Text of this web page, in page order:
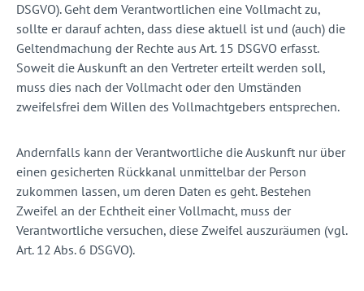
DSGVO). Geht dem Verantwortlichen eine Vollmacht zu,
sollte er darauf achten, dass diese aktuell ist und (auch) die
Geltendmachung der Rechte aus Art. 15 DSGVO erfasst.
Soweit die Auskunft an den Vertreter erteilt werden soll,
muss dies nach der Vollmacht oder den Umständen
zweifelsfrei dem Willen des Vollmachtgebers entsprechen.
Andernfalls kann der Verantwortliche die Auskunft nur über
einen gesicherten Rückkanal unmittelbar der Person
zukommen lassen, um deren Daten es geht. Bestehen
Zweifel an der Echtheit einer Vollmacht, muss der
Verantwortliche versuchen, diese Zweifel auszuräumen (vgl.
Art. 12 Abs. 6 DSGVO).